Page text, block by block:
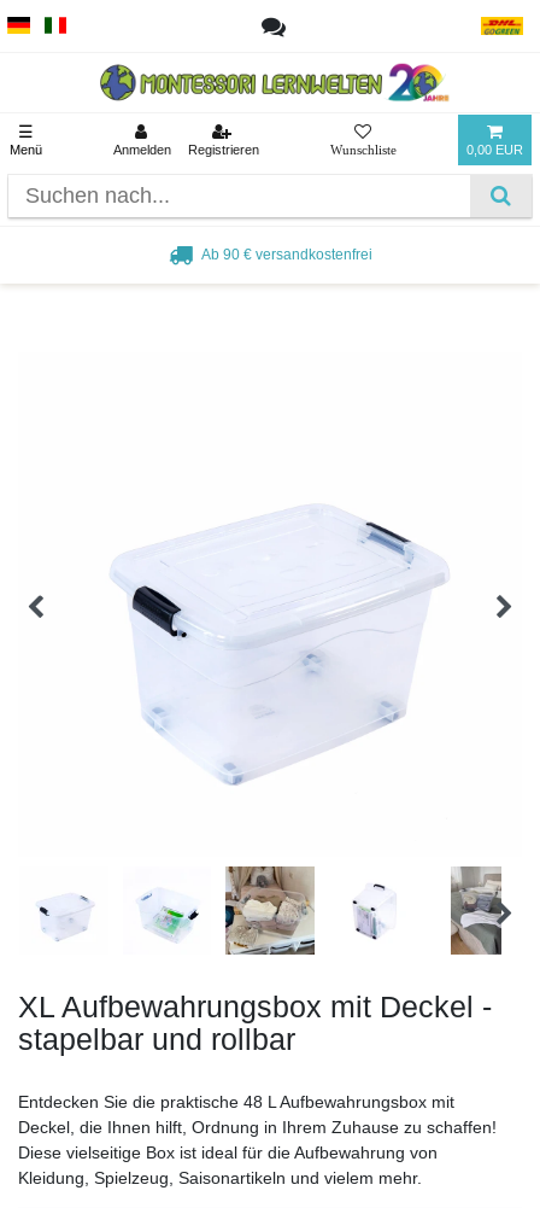
☰
Menü Anmelden Registrieren 0,00 EUR
Beliebt bei Pädagogen und Eltern
XL Aufbewahrungsbox mit Deckel -
stapelbar und rollbar
Entdecken Sie die praktische 48 L Aufbewahrungsbox mit
Deckel, die Ihnen hilft, Ordnung in Ihrem Zuhause zu schaffen!
Diese vielseitige Box ist ideal für die Aufbewahrung von
Kleidung, Spielzeug, Saisonartikeln und vielem mehr.